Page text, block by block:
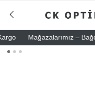
Mağazalarımız –